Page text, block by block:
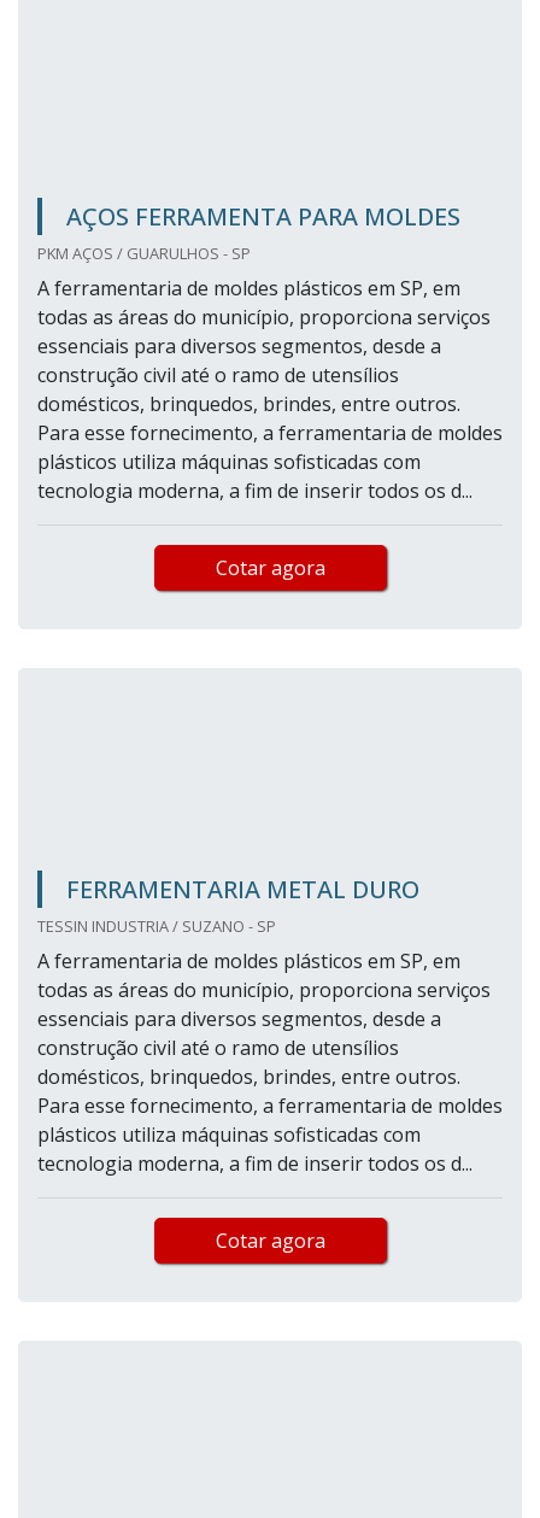
AÇOS FERRAMENTA PARA MOLDES
PKM AÇOS / GUARULHOS - SP
A ferramentaria de moldes plásticos em SP, em
todas as áreas do município, proporciona serviços
essenciais para diversos segmentos, desde a
construção civil até o ramo de utensílios
domésticos, brinquedos, brindes, entre outros.
Para esse fornecimento, a ferramentaria de moldes
plásticos utiliza máquinas sofisticadas com
tecnologia moderna, a fim de inserir todos os d...
Cotar agora
FERRAMENTARIA METAL DURO
TESSIN INDUSTRIA / SUZANO - SP
A ferramentaria de moldes plásticos em SP, em
todas as áreas do município, proporciona serviços
essenciais para diversos segmentos, desde a
construção civil até o ramo de utensílios
domésticos, brinquedos, brindes, entre outros.
Para esse fornecimento, a ferramentaria de moldes
plásticos utiliza máquinas sofisticadas com
tecnologia moderna, a fim de inserir todos os d...
Cotar agora